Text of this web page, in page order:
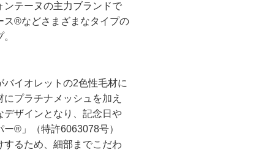
ンテーヌの主力ブランドで
ス®などさまざまなタイプの
イオレットの2色性毛材に
プラチナメッシュを加え
ザインとなり、記念日や
®」（特許6063078号）
るため、細部までこだわ